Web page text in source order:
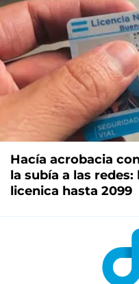
Hacía acrobacia
la subía a las
licenica hasta 2099